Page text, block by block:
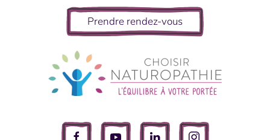
Prendre rendez-vous